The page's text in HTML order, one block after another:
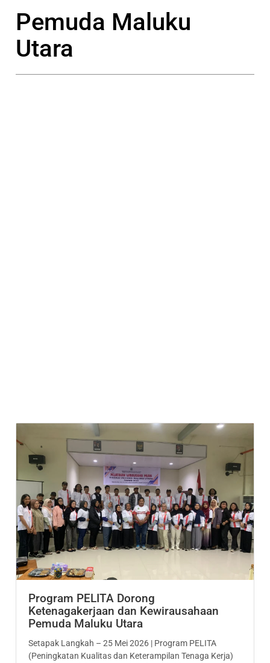
Pemuda Maluku
Utara
Program PELITA Dorong
Ketenagakerjaan dan Kewirausahaan
Pemuda Maluku Utara
Setapak Langkah – 25 Mei 2026 | Program PELITA
(Peningkatan Kualitas dan Keterampilan Tenaga Kerja)